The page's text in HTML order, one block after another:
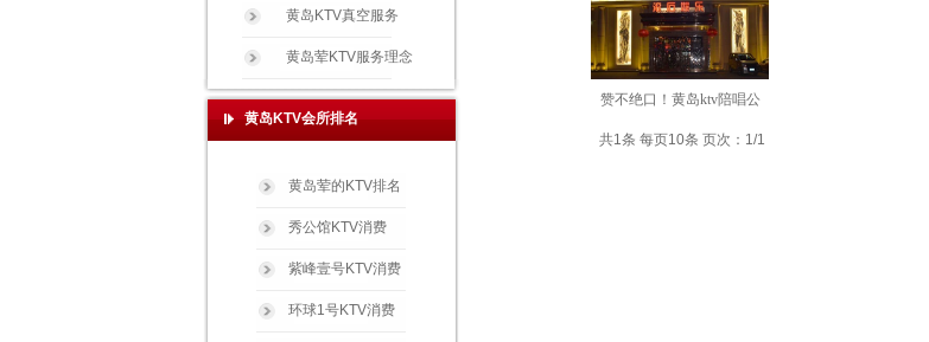
黄岛KTV真空服务
黄岛荤KTV服务理念
赞不绝口！黄岛ktv陪唱公
共1条 每页10条 页次：1/1
黄岛KTV会所排名
黄岛荤的KTV排名
秀公馆KTV消费
紫峰壹号KTV消费
环球1号KTV消费